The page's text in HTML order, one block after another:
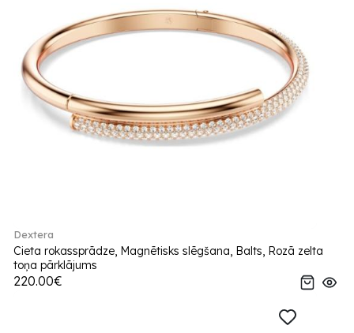
Dextera
Cieta rokassprādze, Magnētisks slēgšana, Balts, Rozā zelta
toņa pārklājums
220.00€